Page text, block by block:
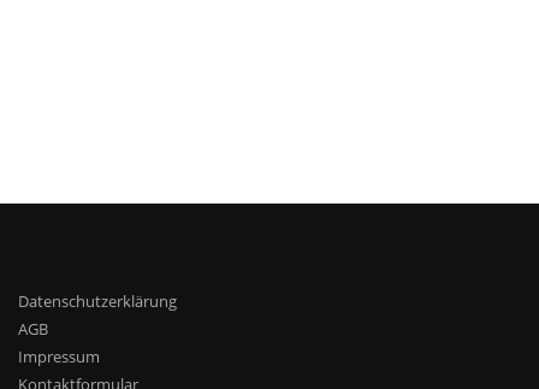
Datenschutzerklärung
AGB
Impressum
Kontaktformular